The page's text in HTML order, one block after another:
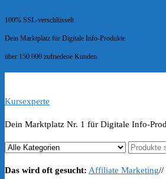
100% SSL-verschlüsselt
Dein Marktplatz für Digitale Info-Produkte
über 150.000 zufriedene Kunden
Kursexperte
Dein Marktplatz Nr. 1 für Digitale Info-
Das wird oft gesucht: Affiliate Marketing//